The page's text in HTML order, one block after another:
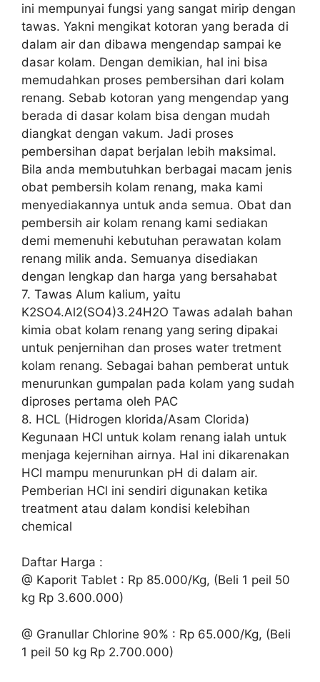
ini mempunyai fungsi yang sangat mirip dengan
tawas. Yakni mengikat kotoran yang berada di
dalam air dan dibawa mengendap sampai ke
dasar kolam. Dengan demikian, hal ini bisa
memudahkan proses pembersihan dari kolam
renang. Sebab kotoran yang mengendap yang
berada di dasar kolam bisa dengan mudah
diangkat dengan vakum. Jadi proses
pembersihan dapat berjalan lebih maksimal.
Bila anda membutuhkan berbagai macam jenis
obat pembersih kolam renang, maka kami
menyediakannya untuk anda semua. Obat dan
pembersih air kolam renang kami sediakan
demi memenuhi kebutuhan perawatan kolam
renang milik anda. Semuanya disediakan
dengan lengkap dan harga yang bersahabat
7. Tawas Alum kalium, yaitu
K2SO4.Al2(SO4)3.24H2O Tawas adalah bahan
kimia obat kolam renang yang sering dipakai
untuk penjernihan dan proses water tretment
kolam renang. Sebagai bahan pemberat untuk
menurunkan gumpalan pada kolam yang sudah
diproses pertama oleh PAC
8. HCL (Hidrogen klorida/Asam Clorida)
Kegunaan HCl untuk kolam renang ialah untuk
menjaga kejernihan airnya. Hal ini dikarenakan
HCl mampu menurunkan pH di dalam air.
Pemberian HCl ini sendiri digunakan ketika
treatment atau dalam kondisi kelebihan
chemical
Daftar Harga :
@ Kaporit Tablet : Rp 85.000/Kg, (Beli 1 peil 50
kg Rp 3.600.000)
@ Granullar Chlorine 90% : Rp 65.000/Kg, (Beli
1 peil 50 kg Rp 2.700.000)